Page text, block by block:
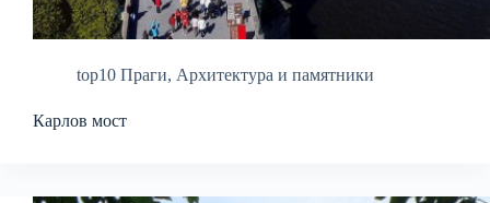
top10 Праги, Архитектура и памятники
Карлов мост